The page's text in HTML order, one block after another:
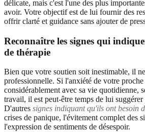
délicate, mais c'est l'une des plus
avoir. Votre objectif est de lui fournir des
offrir clarté et guidance sans ajouter de
Reconnaître les signes qui
de thérapie
Bien que votre soutien soit inestimable, il
professionnelle. Si l'anxiété de votre
considérablement avec sa vie quotidienne,
travail, il est peut-être temps de lui
D'autres signes indiquant qu'ils ont besoin
crises de panique, l'évitement complet des
l'expression de sentiments de désespoir.